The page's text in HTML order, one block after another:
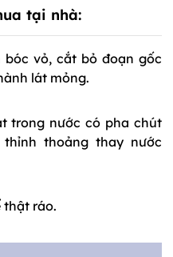
tại nhà:
bóc vỏ, cắt bỏ đoạn gốc
lát mỏng.
trong nước có pha chút
thoảng thay nước
thật ráo.